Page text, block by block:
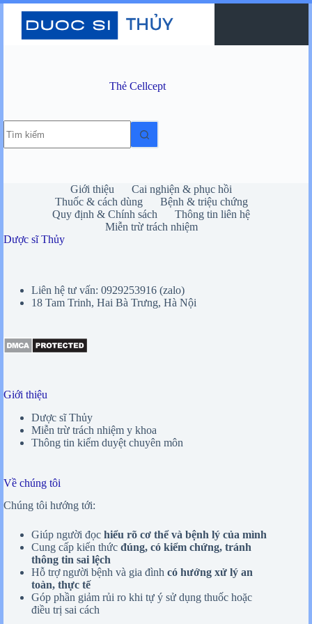
Chuyển
ThẻCellcept
có
kết
Giới thiệu
Cai nghiện & phục hồi
Thuốc & cách dùng
Bệnh & triệu chứng
Quy định & Chính sách
Thông tin liên hệ
Miễn trừ trách nhiệm
Dược sĩ Thủy
Liên hệ tư vấn: 0929253916 (zalo)
18 Tam Trinh, Hai Bà Trưng, Hà Nội
Giới thiệu
Dược sĩ Thủy
Miễn trừ trách nhiệm y khoa
Thông tin kiểm duyệt chuyên môn
Về chúng tôi
Chúng tôi hướng tới:
Giúp người đọc hiểu rõ cơ thể và bệnh lý của mình
Cung cấp kiến thức đúng, có kiểm chứng, tránh
thông tin sai lệch
Hỗ trợ người bệnh và gia đình có hướng xử lý an
toàn, thực tế
Góp phần giảm rủi ro khi tự ý sử dụng thuốc hoặc
điều trị sai cách